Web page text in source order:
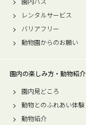
レンタルサービス
バリアフリー
動物園からのお願い
園内の楽しみ方・動物紹介
園内見どころ
動物とのふれあい体験
動物紹介